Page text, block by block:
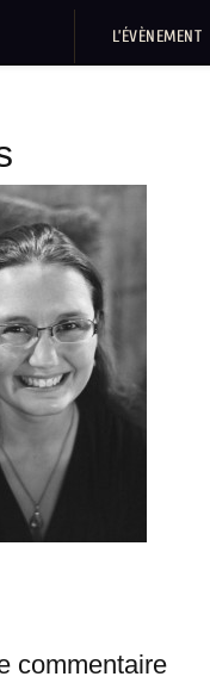
L’ÉVÈNEMENT
commentaire